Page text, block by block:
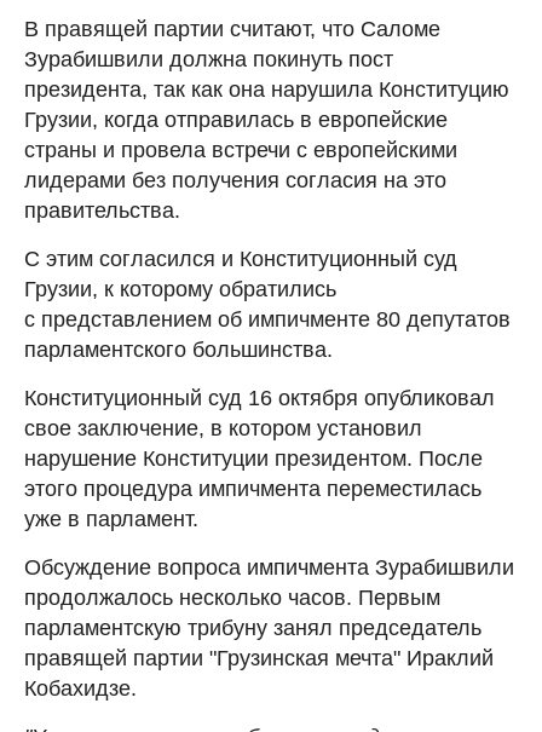
В правящей партии считают, что Саломе
Зурабишвили должна покинуть пост
президента, так как она нарушила Конституцию
Грузии, когда отправилась в европейские
страны и провела встречи с европейскими
лидерами без получения согласия на это
правительства.
С этим согласился и Конституционный суд
Грузии, к которому обратились
с представлением об импичменте 80 депутатов
парламентского большинства.
Конституционный суд 16 октября опубликовал
свое заключение, в котором установил
нарушение Конституции президентом. После
этого процедура импичмента переместилась
уже в парламент.
Обсуждение вопроса импичмента Зурабишвили
продолжалось несколько часов. Первым
парламентскую трибуну занял председатель
правящей партии "Грузинская мечта" Ираклий
Кобахидзе.